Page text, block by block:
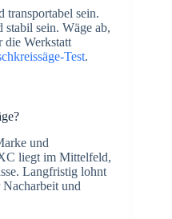
transportabel sein.
stabil sein. Wäge ab,
die Werkstatt
Test.
und
liegt im Mittelfeld,
Langfristig lohnt
und